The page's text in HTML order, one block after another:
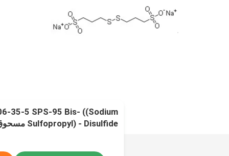
35-5 SPS-95 Bis- ((Sodium
Sulfopropyl) - Disulfide مسحوق أبيض إلى أصفر